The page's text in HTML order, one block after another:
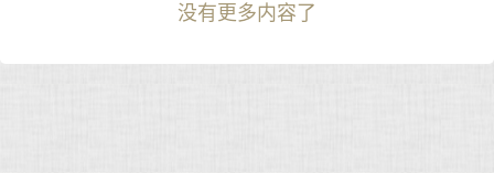
没有更多内容了